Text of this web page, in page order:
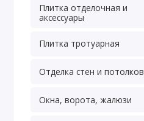
Плитка отделочная и
аксессуары
Плитка тротуарная
Отделка стен и потолков
Окна, ворота, жалюзи